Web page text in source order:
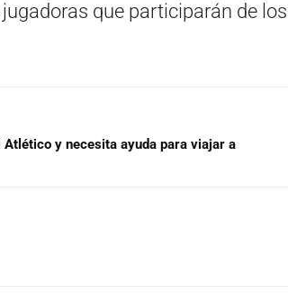
que participarán de los
y necesita ayuda para viajar a